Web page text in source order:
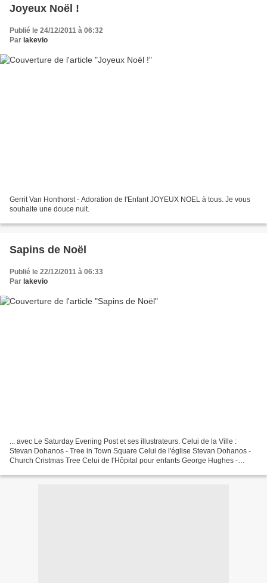
Joyeux Noël !
Publié le 24/12/2011 à 06:32
Par lakevio
Gerrit Van Honthorst - Adoration de l'Enfant JOYEUX NOEL à tous. Je vous
souhaite une douce nuit.
Sapins de Noël
Publié le 22/12/2011 à 06:33
Par lakevio
... avec Le Saturday Evening Post et ses illustrateurs. Celui de la Ville :
Stevan Dohanos - Tree in Town Square Celui de l'église Stevan Dohanos -
Church Cristmas Tree Celui de l'Hôpital pour enfants George Hughes -